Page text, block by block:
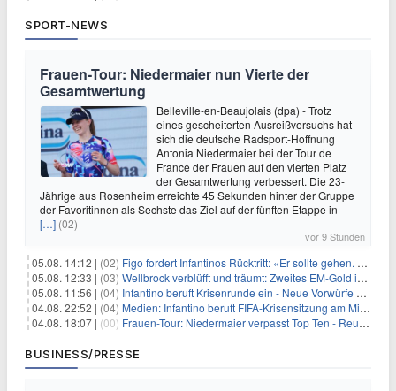
SPORT-NEWS
Frauen-Tour: Niedermaier nun Vierte der
Gesamtwertung
Belleville-en-Beaujolais (dpa) - Trotz
eines gescheiterten Ausreißversuchs hat
sich die deutsche Radsport-Hoffnung
Antonia Niedermaier bei der Tour de
France der Frauen auf den vierten Platz
der Gesamtwertung verbessert. Die 23-
Jährige aus Rosenheim erreichte 45 Sekunden hinter der Gruppe
der Favoritinnen als Sechste das Ziel auf der fünften Etappe in
[…] (02)
vor 9 Stunden
05.08. 14:12 | (02) Figo fordert Infantinos Rücktritt: «Er sollte gehen. Jetzt»
05.08. 12:33 | (03) Wellbrock verblüfft und träumt: Zweites EM-Gold in Paris
05.08. 11:56 | (04) Infantino beruft Krisenrunde ein - Neue Vorwürfe gegen FIFA
04.08. 22:52 | (04) Medien: Infantino beruft FIFA-Krisensitzung am Mittwoch ein
04.08. 18:07 | (00) Frauen-Tour: Niedermaier verpasst Top Ten - Reusser siegt
BUSINESS/PRESSE